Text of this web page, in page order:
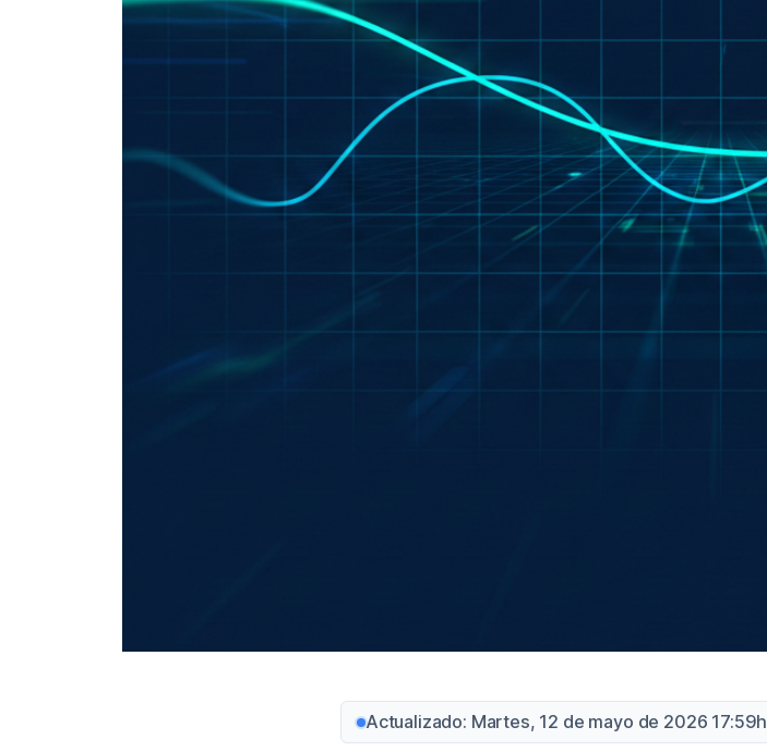
Actualizado: Martes, 12 de mayo de 2026 17:59h